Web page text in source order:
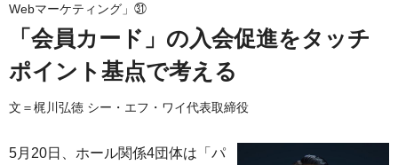
Webマーケティング」㉛
「会員カード」の入会促進をタッチ
ポイント基点で考える
文＝梶川弘徳 シー・エフ・ワイ代表取締役
5月20日、ホール関係4団体は「パ